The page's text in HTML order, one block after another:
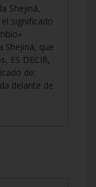
Shejiná,
significado
Shejiná, que
ES DECIR,
de:
delante de